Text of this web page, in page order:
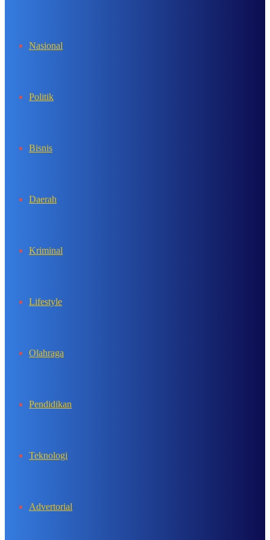
Nasional
Politik
Bisnis
Daerah
Kriminal
Lifestyle
Olahraga
Pendidikan
Teknologi
Advertorial